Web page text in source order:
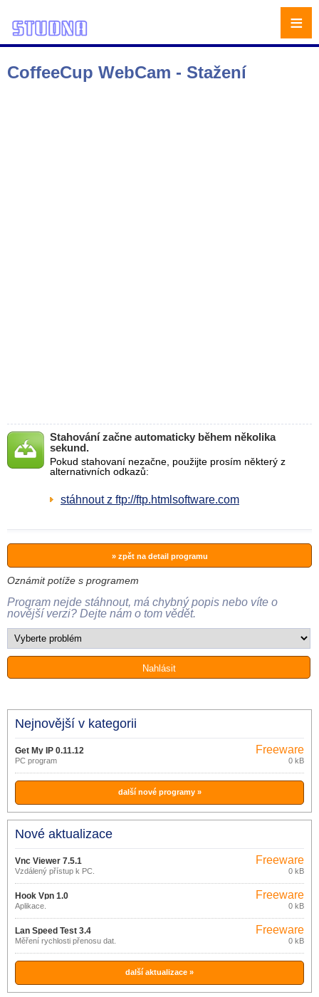
CoffeeCup WebCam - Stažení
Stahování začne automaticky během několika
sekund.
Pokud stahovaní nezačne, použijte prosím některý z
alternativních odkazů:
stáhnout z ftp://ftp.htmlsoftware.com
» zpět na detail programu
Oznámit potíže s programem
Program nejde stáhnout, má chybný popis nebo víte o
novější verzi? Dejte nám o tom vědět.
Nejnovější v kategorii
Get My IP 0.11.12
PC program
Freeware
0 kB
další nové programy »
Nové aktualizace
Vnc Viewer 7.5.1
Vzdálený přístup k PC.
Freeware
0 kB
Hook Vpn 1.0
Aplikace.
Freeware
0 kB
Lan Speed ​​Test 3.4
Měření rychlosti přenosu dat.
Freeware
0 kB
další aktualizace »
≡